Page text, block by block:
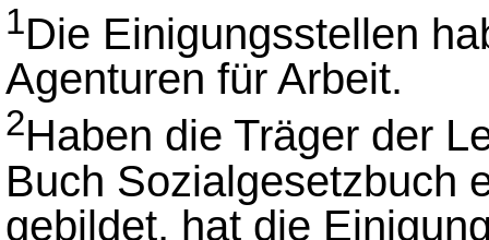
1Die Einigungsstellen
Agenturen für Arbeit.
2Haben die Träger der
Buch Sozialgesetzbuch
gebildet, hat die